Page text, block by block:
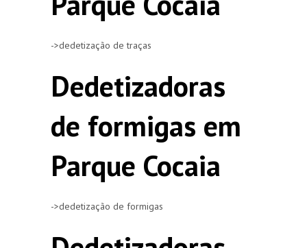
->dedetização de traças
Dedetizadoras
de formigas em
Parque Cocaia
->dedetização de formigas